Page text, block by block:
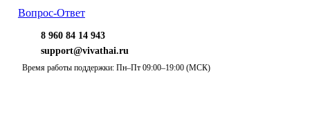
Вопрос-Ответ
8 960 84 14 943
support@vivathai.ru
Время работы поддержки: Пн–Пт 09:00–19:00 (МСК)